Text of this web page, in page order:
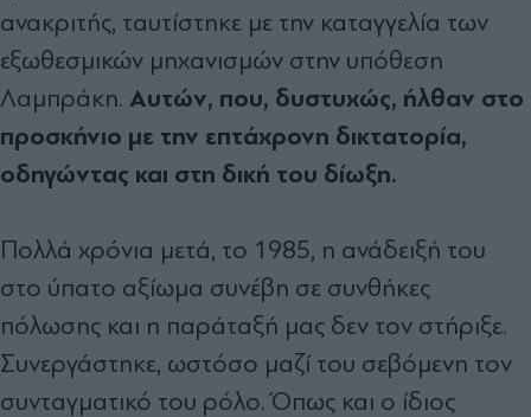
ανακριτής, ταυτίστηκε με την καταγγελία των
εξωθεσμικών μηχανισμών στην υπόθεση
Λαμπράκη. Αυτών, που, δυστυχώς, ήλθαν στο
προσκήνιο με την επτάχρονη δικτατορία,
οδηγώντας και στη δική του δίωξη.
Πολλά χρόνια μετά, το 1985, η ανάδειξή του
στο ύπατο αξίωμα συνέβη σε συνθήκες
πόλωσης και η παράταξή μας δεν τον στήριξε.
Συνεργάστηκε, ωστόσο μαζί του σεβόμενη τον
συνταγματικό του ρόλο. Όπως και ο ίδιος